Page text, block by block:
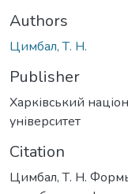
Authors
Цимбал, Т. Н.
Publisher
Харківський
університет
Citation
Цимбал, Т. Н.